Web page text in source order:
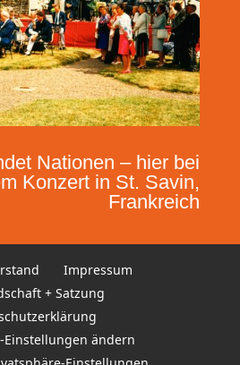
Nationen – hier bei
Konzert in St. Savin,
Frankreich
Impressum
+ Satzung
Einstellungen ändern